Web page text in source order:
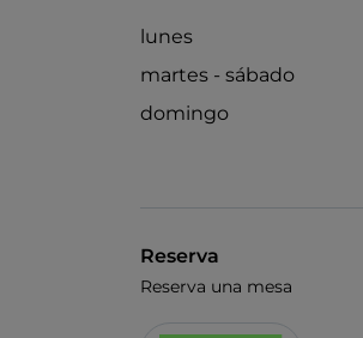
lunes
martes - sábado
domingo
Reserva
Reserva una mesa